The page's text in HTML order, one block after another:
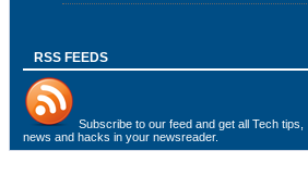
RSS FEEDS
Subscribe to our feed and get all Tech tips,
news and hacks in your newsreader.